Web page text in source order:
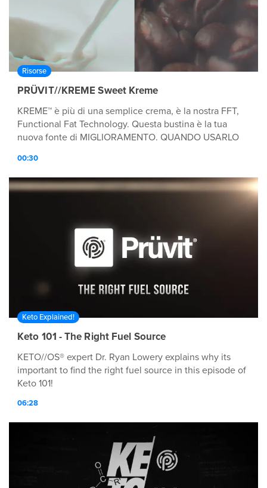
Risorse
PRÜVIT//KREME Sweet Kreme
KREME™ è più di una semplice crema, è la nostra FFT,
Functional Fat Technology. Questa bustina è la tua
nuova fonte di MIGLIORAMENTO. QUANDO USARLO
mattina, o più tardi in giornata per sentirti più sazio più
a lungo. PERCHÉ USARLO La vitamina B6 e la B12
contribuiscono al normale metabolismo energetico. La
vitamina B6 contribuisce al normale metabolismo delle
contribuiscono alla riduzione della stanchezza e
dell’affaticamento. La vitamina B6 contribuisce alla
regolazione dell’attività ormonale. DIVENTARE
CREATIVI Miscela il tuo gusto preferito di KREME™ con
caffè freddo e ghiaccio per il più delizioso Frappeketo™
del mattino! !
00:30
Keto Explained!
Keto 101 - The Right Fuel Source
KETO//OS® expert Dr. Ryan Lowery explains why its
important to find the right fuel source in this episode of
Keto 101!
06:28